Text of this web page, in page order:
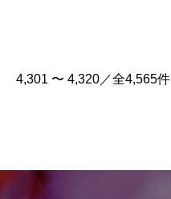
4,301 〜 4,320／全4,565件